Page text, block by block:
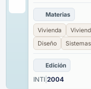
Materias
Vivienda
Diseño
Edición
INTI 2004